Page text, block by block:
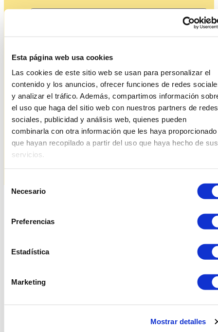
Esta página web usa cookies
Las cookies de este sitio web se usan para personalizar el
contenido y los anuncios, ofrecer funciones de redes
y analizar el tráfico. Además, compartimos información
el uso que haga del sitio web con nuestros partners de redes
sociales, publicidad y análisis web, quienes pueden
combinarla con otra información que les haya proporcionado
que hayan recopilado a partir del uso que haya hecho de sus
servicios.
Necesario
Preferencias
Estadística
Marketing
Mostrar detalles
Measures
Style
Related products